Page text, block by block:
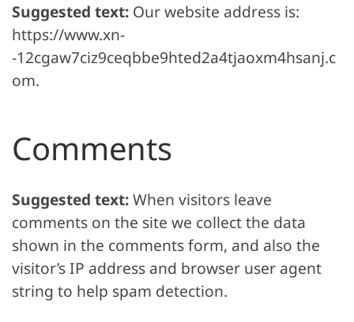
Suggested text: Our website address is:
https://www.xn-
-12cgaw7ciz9ceqbbe9hted2a4tjaoxm4hsanj.c
om.
Comments
Suggested text:When visitors leave
comments on the site we collect the data
shown in the comments form, and also the
visitor’s IP address and browser user agent
string to help spam detection.